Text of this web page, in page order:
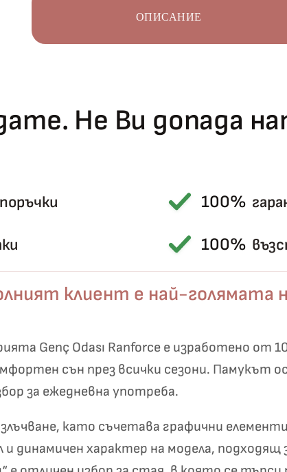
ОПИСАНИЕ
Не Ви допада
100%
100%
клиент е най-голямата
Genç Odası Ranforce е изработено
сън през всички сезони. Памукът
за ежедневна употреба.
като съчетава графични
динамичен характер на модела,
Късметът избра Вас!
Хавлиени кърпи – Комплект 2 части – 100% памук
19,00 €0 €
Небесносиньо
Екрю и Бежово
Антрацит